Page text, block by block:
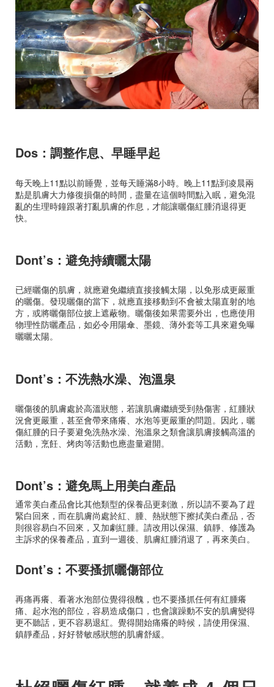
Dos：調整作息、早睡早起
每天晚上11點以前睡覺，並每天睡滿8小時。晚上11點到凌晨兩
點是肌膚大力修復損傷的時間，盡量在這個時間點入眠，避免混
亂的生理時鐘跟著打亂肌膚的作息，才能讓曬傷紅腫消退得更
快。
Dont’s：避免持續曬太陽
已經曬傷的肌膚，就應避免繼續直接接觸太陽，以免形成更嚴重
的曬傷。發現曬傷的當下，就應直接移動到不會被太陽直射的地
方，或將曬傷部位披上遮蔽物。曬傷後如果需要外出，也應使用
物理性防曬產品，如必令用陽傘、墨鏡、薄外套等工具來避免曝
曬曬太陽。
Dont’s：不洗熱水澡、泡溫泉
曬傷後的肌膚處於高溫狀態，若讓肌膚繼續受到熱傷害，紅腫狀
況會更嚴重，甚至會帶來痛癢、水泡等更嚴重的問題。因此，曬
傷紅腫的日子要避免洗熱水澡、泡溫泉之類會讓肌膚接觸高溫的
活動，烹飪、烤肉等活動也應盡量避開。
Dont’s：避免馬上用美白產品
通常美白產品會比其他類型的保養品更刺激，所以請不要為了趕
緊白回來，而在肌膚尚處於紅、腫、熱狀態下擦拭美白產品，否
則很容易白不回來，又加劇紅腫。請改用以保濕、鎮靜、修護為
主訴求的保養產品，直到一週後、肌膚紅腫消退了，再來美白。
Dont’s：不要搔抓曬傷部位
再痛再癢、看著水泡部位覺得很醜，也不要搔抓任何有紅腫癢
痛、起水泡的部位，容易造成傷口，也會讓躁動不安的肌膚變得
更不聽話，更不容易退紅。覺得開始痛癢的時候，請使用保濕、
鎮靜產品，好好替敏感狀態的肌膚舒緩。